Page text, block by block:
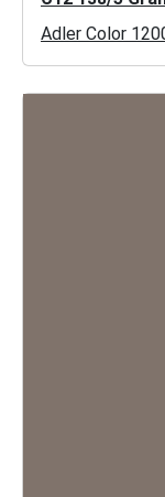
Adler Color